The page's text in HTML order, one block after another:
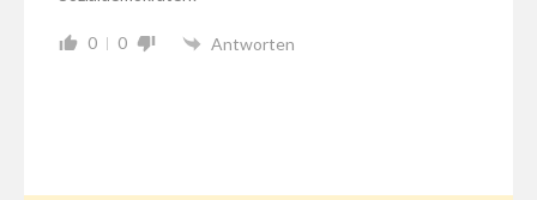
0 0 Antworten